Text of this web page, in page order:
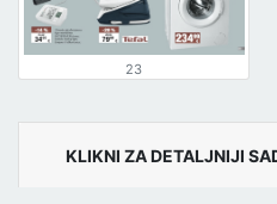
23
KLIKNI ZA DETALJNIJI